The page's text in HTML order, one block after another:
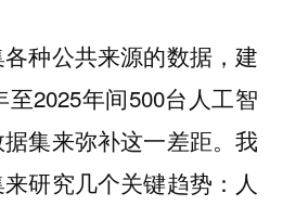
种公共来源的数据，建
2025年间500台人工智
集来弥补这一差距。我
研究几个关键趋势：人